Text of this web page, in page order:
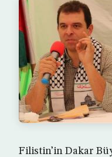
Filistin’in Dakar